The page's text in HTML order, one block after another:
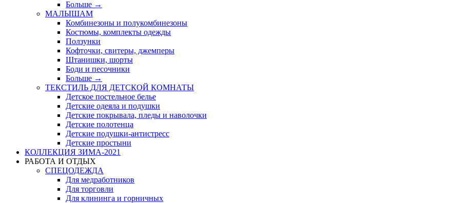
Больше →
МАЛЫШАМ
Комбинезоны и полукомбинезоны
Костюмы, комплекты одежды
Ползунки
Кофточки, свитеры, джемперы
Штанишки, шорты
Боди и песочники
Больше →
ТЕКСТИЛЬ ДЛЯ ДЕТСКОЙ КОМНАТЫ
Детское постельное белье
Детские одеяла и подушки
Детские покрывала, пледы и наволочки
Детские полотенца
Детские подушки-антистресс
Детские простыни
КОЛЛЕКЦИЯ ЗИМА-2021
РАБОТА И ОТДЫХ
СПЕЦОДЕЖДА
Для медработников
Для торговли
Для клининга и горничных